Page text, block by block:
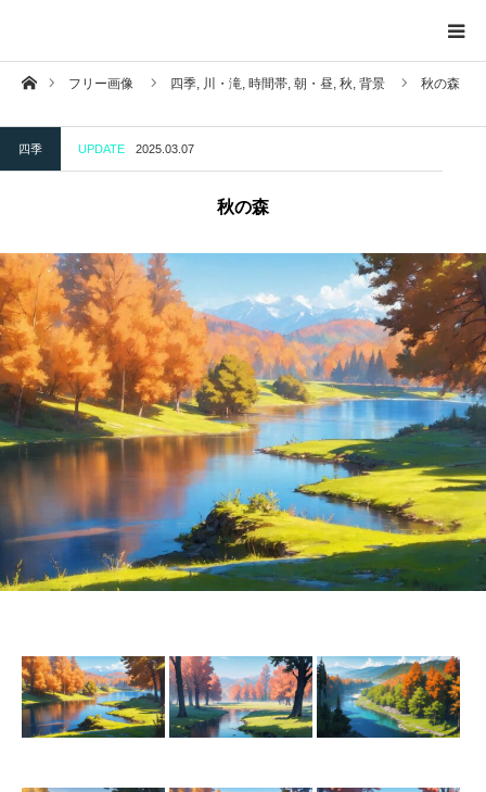
ホームフリー画像 四季, 川・滝, 時間帯, 朝・昼, 秋, 背景 秋の森
四季 UPDATE 2025.03.07
秋の森
トップページ
投稿一覧ページ
掲示物
自然
建造物
夕日
ふりーが！について
ふりーが！利用規約